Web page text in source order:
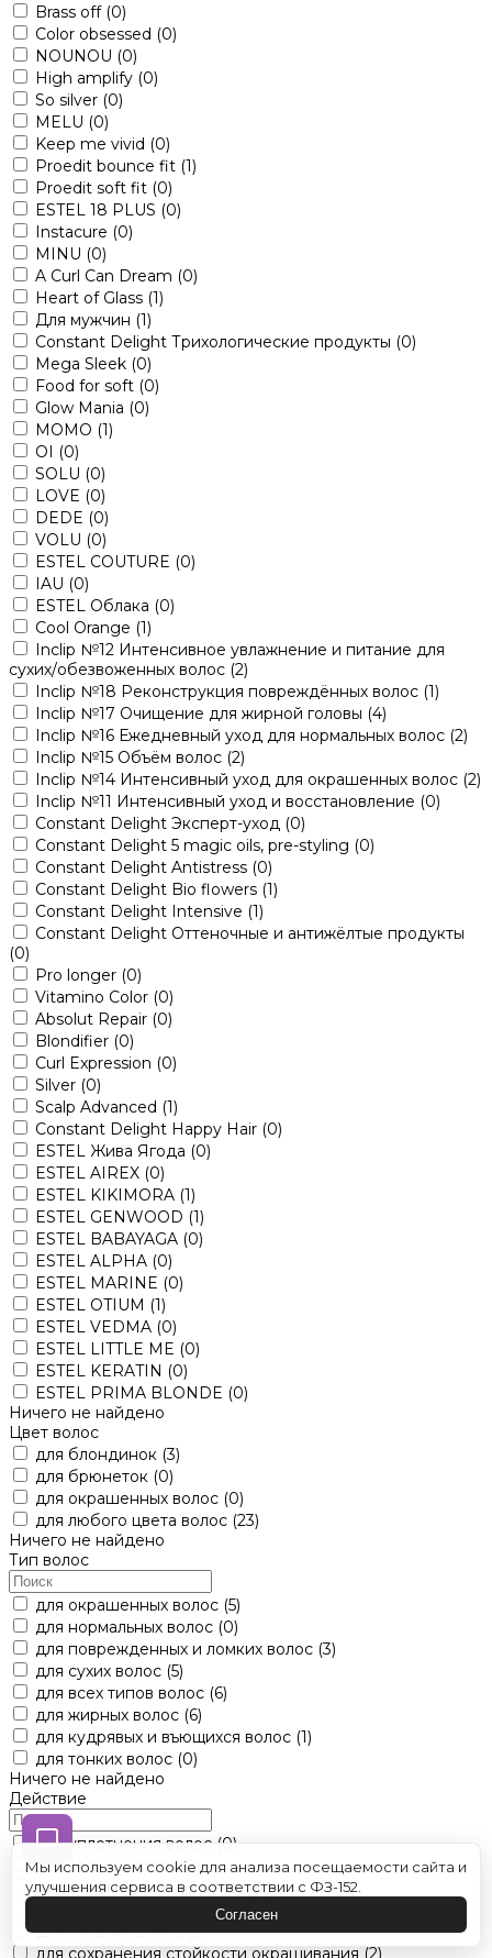
Brass off (0)
Color obsessed (0)
NOUNOU (0)
High amplify (0)
So silver (0)
MELU (0)
Keep me vivid (0)
Proedit bounce fit (1)
Proedit soft fit (0)
ESTEL 18 PLUS (0)
Instacure (0)
MINU (0)
A Curl Can Dream (0)
Heart of Glass (1)
Для мужчин (1)
Constant Delight Трихологические продукты (0)
Mega Sleek (0)
Food for soft (0)
Glow Mania (0)
MOMO (1)
OI (0)
SOLU (0)
LOVE (0)
DEDE (0)
VOLU (0)
ESTEL COUTURE (0)
IAU (0)
ESTEL Облака (0)
Cool Orange (1)
Inclip №12 Интенсивное увлажнение и питание для
сухих/обезвоженных волос (2)
Inclip №18 Реконструкция повреждённых волос (1)
Inclip №17 Очищение для жирной головы (4)
Inclip №16 Ежедневный уход для нормальных волос (2)
Inclip №15 Объём волос (2)
Inclip №14 Интенсивный уход для окрашенных волос (2)
Inclip №11 Интенсивный уход и восстановление (0)
Constant Delight Эксперт-уход (0)
Constant Delight 5 magic oils, pre-styling (0)
Constant Delight Antistress (0)
Constant Delight Bio flowers (1)
Constant Delight Intensive (1)
Constant Delight Оттеночные и антижёлтые продукты
(0)
Pro longer (0)
Vitamino Color (0)
Absolut Repair (0)
Blondifier (0)
Curl Expression (0)
Silver (0)
Scalp Advanced (1)
Constant Delight Happy Hair (0)
ESTEL Жива Ягода (0)
ESTEL AIREX (0)
ESTEL KIKIMORA (1)
ESTEL GENWOOD (1)
ESTEL BABAYAGA (0)
ESTEL ALPHA (0)
ESTEL MARINE (0)
ESTEL OTIUM (1)
ESTEL VEDMA (0)
ESTEL LITTLE ME (0)
ESTEL KERATIN (0)
ESTEL PRIMA BLONDE (0)
Ничего не найдено
Цвет волос
для блондинок (3)
для брюнеток (0)
для окрашенных волос (0)
для любого цвета волос (23)
Ничего не найдено
Тип волос
для окрашенных волос (5)
для нормальных волос (0)
для поврежденных и ломких волос (3)
для сухих волос (5)
для всех типов волос (6)
для жирных волос (6)
для кудрявых и въющихся волос (1)
для тонких волос (0)
Ничего не найдено
Действие
для уплотнения волос (0)
для объема волос(2)
для восстановления волос(2)
для нейтрализации желтизны волос
для питания волос(5)
для сохранения стойкости окрашивания (2)
Мы используем cookie для анализа посещаемости сайта и
улучшения сервиса в соответствии с ФЗ-152.
Согласен